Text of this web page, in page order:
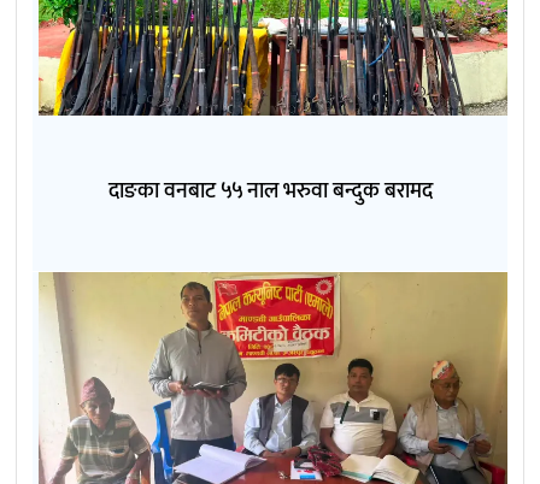
दाङका वनबाट ५५ नाल भरुवा बन्दुक बरामद